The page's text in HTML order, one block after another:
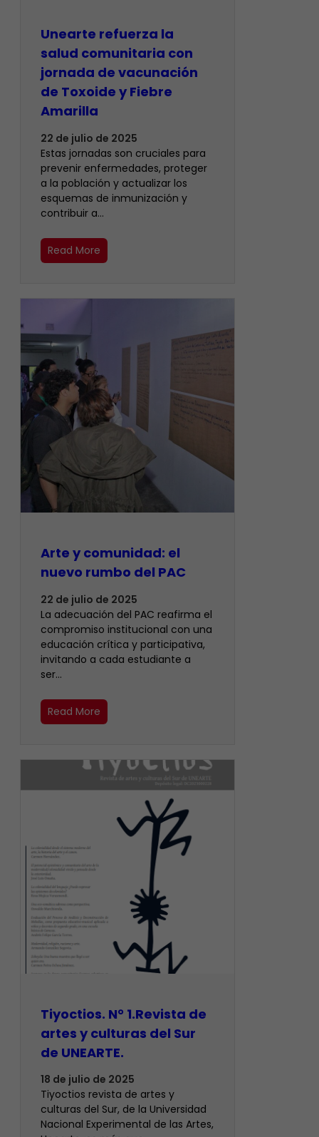
Unearte refuerza la
salud comunitaria con
jornada de vacunación
de Toxoide y Fiebre
Amarilla
22 de julio de 2025
Estas jornadas son cruciales para
prevenir enfermedades, proteger
a la población y actualizar los
esquemas de inmunización y
contribuir a…
Read More
Arte y comunidad: el
nuevo rumbo del PAC
22 de julio de 2025
La adecuación del PAC reafirma el
compromiso institucional con una
educación crítica y participativa,
invitando a cada estudiante a
ser…
Read More
Tiyoctios. N° 1.Revista de
artes y culturas del Sur
de UNEARTE.
18 de julio de 2025
Tiyoctios revista de artes y
culturas del Sur, de la Universidad
Nacional Experimental de las Artes,